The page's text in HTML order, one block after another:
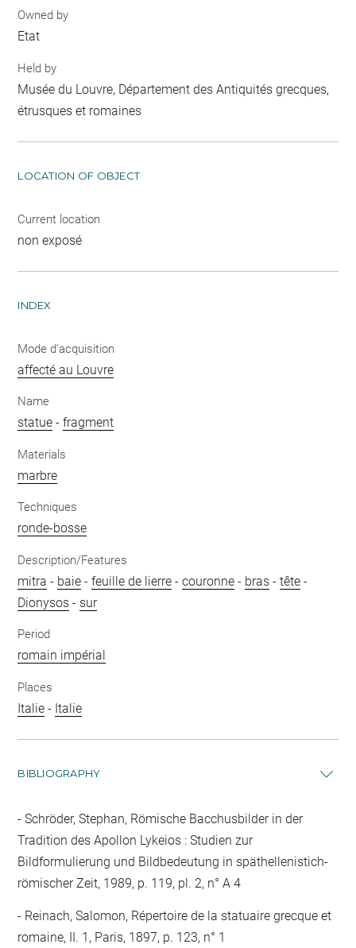
Owned by
Etat
Held by
Musée du Louvre, Département des Antiquités grecques,
étrusques et romaines
LOCATION OF OBJECT
Current location
non exposé
INDEX
Mode d'acquisition
affecté au Louvre
Name
statue -fragment
Materials
marbre
Techniques
ronde-bosse
Description/Features
mitra - baie -feuille de lierre -couronne - bras -tête -
Dionysos - sur
Period
romain impérial
Places
Italie - Italie
BIBLIOGRAPHY
Schröder, Stephan, Römische Bacchusbilder in der
Tradition des Apollon Lykeios : Studien zur
Bildformulierung und Bildbedeutung in späthellenistich-
römischer Zeit, 1989, p. 119, pl. 2, n° A 4
Reinach, Salomon, Répertoire de la statuaire grecque et
romaine, II. 1, Paris, 1897, p. 123, n° 1